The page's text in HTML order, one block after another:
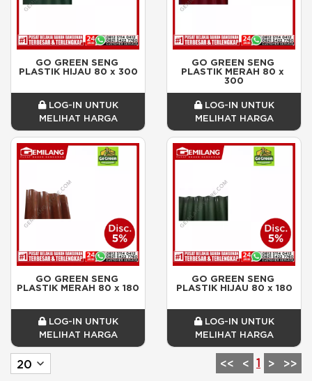
GO GREEN SENG
PLASTIK HIJAU 80 x 300
LOG-IN UNTUK
MELIHAT HARGA
GO GREEN SENG
PLASTIK MERAH 80 x
300
LOG-IN UNTUK
MELIHAT HARGA
GO GREEN SENG
PLASTIK MERAH 80 x 180
LOG-IN UNTUK
MELIHAT HARGA
GO GREEN SENG
PLASTIK HIJAU 80 x 180
LOG-IN UNTUK
MELIHAT HARGA
<< < 1 > >>